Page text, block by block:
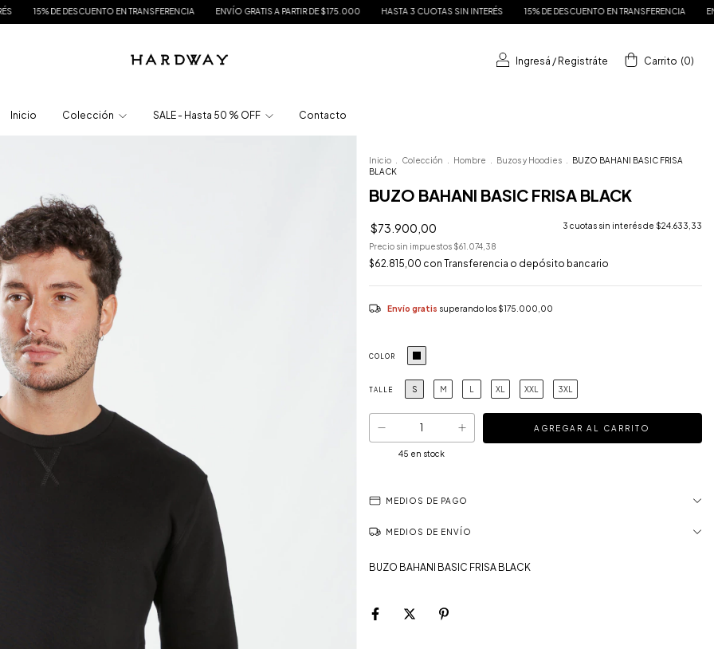
EN TRANSFERENCIA ENVÍO GRATIS A PARTIR DE $175.000 HASTA 3 CUOTAS SIN INTERÉS 15% DE DESCUENTO EN TRANSFERENCIA ENVÍO GRATIS A
Ingresá / Registráte Carrito (0)
Inicio Colección SALE - Hasta 50 % OFF Contacto
Inicio Colección Hombre Buzos y Hoodies
BUZO BAHANI BASIC FRISA
BLACK
BUZO BAHANI BASIC FRISA BLACK
$73.900,00 3 cuotas sin interés de $24.633,33
Precio sin impuestos $61.074,38
$62.815,00 con Transferencia o depósito bancario
Envío gratis superando los $175.000,00
COLOR
TALLE S M L XL XXL 3XL
45 en stock
MEDIOS DE PAGO
MEDIOS DE ENVÍO
BUZO BAHANI BASIC FRISA BLACK